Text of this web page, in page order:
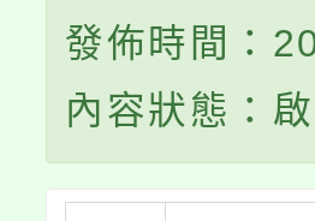
發佈時間：
內容狀態：